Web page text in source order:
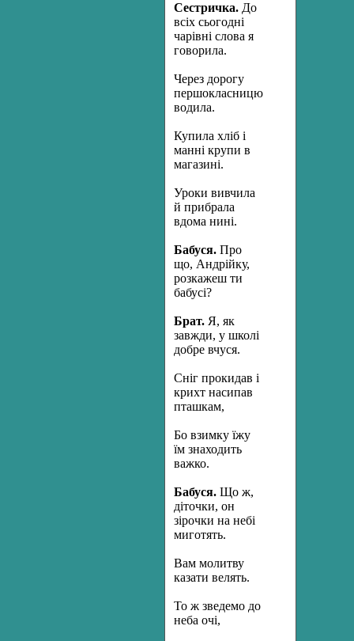
Сестричка. До
всіх сьогодні
чарівні слова я
говорила.
Через дорогу
першокласницю
водила.
Купила хліб і
манні крупи в
магазині.
Уроки вивчила
й прибрала
вдома нині.
Бабуся. Про
що, Андрійку,
розкажеш ти
бабусі?
Брат. Я, як
завжди, у школі
добре вчуся.
Сніг прокидав і
крихт насипав
пташкам,
Бо взимку їжу
їм знаходить
важко.
Бабуся. Що ж,
діточки, он
зірочки на небі
миготять.
Вам молитву
казати велять.
То ж зведемо до
неба очі,